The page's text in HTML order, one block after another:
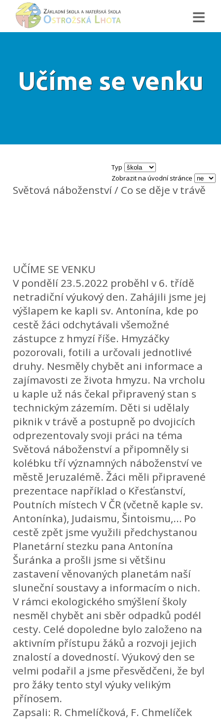
≡
Učíme se venku
Typ
Zobrazit na úvodní stránce
Světová náboženství / Co se děje v trávě
UČÍME SE VENKU
V pondělí 23.5.2022 proběhl v 6. třídě
netradiční výukový den. Zahájili jsme jej
výšlapem ke kapli sv. Antonína, kde po
cestě žáci odchytávali všemožné
zástupce z hmyzí říše. Hmyzáčky
pozorovali, fotili a určovali jednotlivé
druhy. Nesměly chybět ani informace a
zajímavosti ze života hmyzu. Na vrcholu
u kaple už nás čekal připravený stan s
technickým zázemím. Děti si udělaly
piknik v trávě a postupně po dvojicích
odprezentovaly svoji práci na téma
Světová náboženství a připomněly si
kolébku tří významných náboženství ve
městě Jeruzalémě. Žáci měli připravené
prezentace například o Křesťanství,
Poutních místech V ČR (včetně kaple sv.
Antonínka), Judaismu, Šintoismu,… Po
cestě zpět jsme využili předchystanou
Planetární stezku pana Antonína
Šuránka a prošli jsme si většinu
zastavení věnovaných planetám naší
sluneční soustavy a informacím o nich.
V rámci ekologického smýšlení školy
nesměl chybět ani sběr odpadků podél
cesty. Celé dopoledne bylo založeno na
aktivním přístupu žáků a rozvoji jejich
znalostí a dovedností. Výukový den se
velmi podařil a jsme přesvědčeni, že byl
pro žáky tento styl výuky velikým
přínosem.
Zapsali: R. Chmelíčková, F. Chmelíček